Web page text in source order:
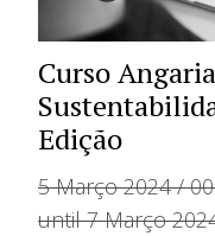
Curso
Edição
5 Março 2024 /
until 7 Março